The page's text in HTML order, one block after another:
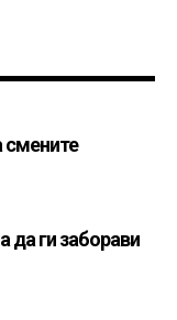
смените
да ги заборави